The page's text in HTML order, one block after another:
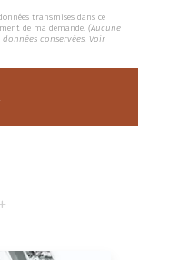
transmises dans ce
de ma demande.(Aucune
conservées. Voir